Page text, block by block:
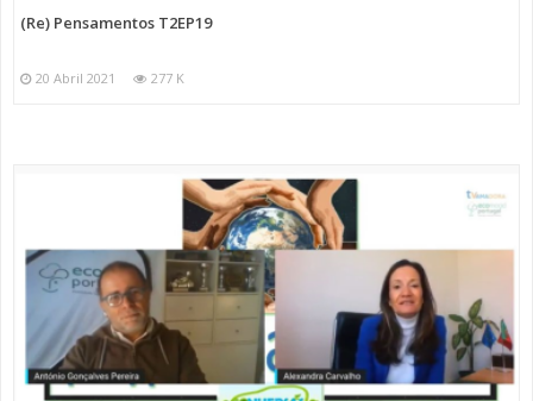
(Re) Pensamentos T2EP19
20 Abril 2021 277 K